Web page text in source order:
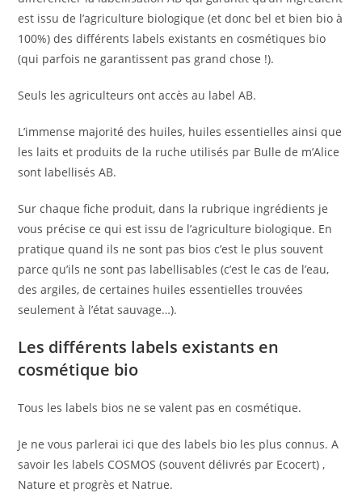
est issu de l’agriculture biologique (et donc bel et bien bio à
100%) des différents labels existants en cosmétiques bio
(qui parfois ne garantissent pas grand chose !).
Seuls les agriculteurs ont accès au label AB.
L’immense majorité des huiles, huiles essentielles ainsi que
les laits et produits de la ruche utilisés par Bulle de m’Alice
sont labellisés AB.
Sur chaque fiche produit, dans la rubrique ingrédients je
vous précise ce qui est issu de l’agriculture biologique. En
pratique quand ils ne sont pas bios c’est le plus souvent
parce qu’ils ne sont pas labellisables (c’est le cas de l’eau,
des argiles, de certaines huiles essentielles trouvées
seulement à l’état sauvage…).
Les différents labels existants en
cosmétique bio
Tous les labels bios ne se valent pas en cosmétique.
Je ne vous parlerai ici que des labels bio les plus connus. A
savoir les labels COSMOS (souvent délivrés par Ecocert) ,
Nature et progrès et Natrue.